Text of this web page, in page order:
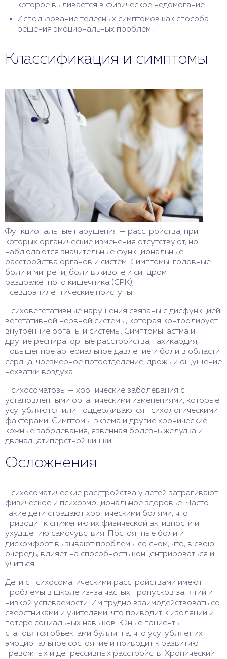
которое выливается в физическое недомогание.
Использование телесных симптомов как способа
решения эмоциональных проблем.
Классификация и симптомы
Функциональные нарушения — расстройства, при
которых органические изменения отсутствуют, но
наблюдаются значительные функциональные
расстройства органов и систем. Симптомы: головные
боли и мигрени, боли в животе и синдром
раздраженного кишечника (СРК),
псевдоэпилептические приступы.
Психовегетативные нарушения связаны с дисфункцией
вегетативной нервной системы, которая контролирует
внутренние органы и системы. Симптомы: астма и
другие респираторные расстройства, тахикардия,
повышенное артериальное давление и боли в области
сердца, чрезмерное потоотделение, дрожь и ощущение
нехватки воздуха.
Психосоматозы — хронические заболевания с
установленными органическими изменениями, которые
усугубляются или поддерживаются психологическими
факторами. Симптомы: экзема и другие хронические
кожные заболевания, язвенная болезнь желудка и
двенадцатиперстной кишки.
Осложнения
Психосоматические расстройства у детей затрагивают
физическое и психоэмоциональное здоровье. Часто
такие дети страдают хроническими болями, что
приводит к снижению их физической активности и
ухудшению самочувствия. Постоянные боли и
дискомфорт вызывают проблемы со сном, что, в свою
очередь, влияет на способность концентрироваться и
учиться.
Дети с психосоматическими расстройствами имеют
проблемы в школе из-за частых пропусков занятий и
низкой успеваемости. Им трудно взаимодействовать со
сверстниками и учителями, что приводит к изоляции и
потере социальных навыков. Юные пациенты
становятся объектами буллинга, что усугубляет их
эмоциональное состояние и приводит к развитию
тревожных и депрессивных расстройств. Хронический